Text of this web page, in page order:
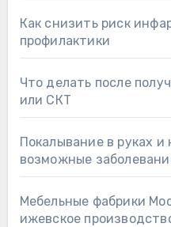
Как снизить риск
профилактики
Что делать после
или СКТ
Покалывание в руках и
возможные
Мебельные фабрики
ижевское